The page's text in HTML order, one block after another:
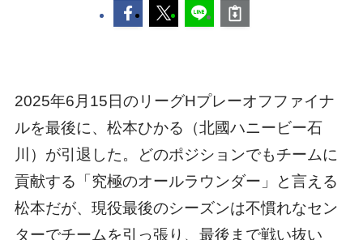
2025年6月15日のリーグHプレーオフファイナ
ルを最後に、松本ひかる（北國ハニービー石
川）が引退した。どのポジションでもチームに
貢献する「究極のオールラウンダー」と言える
松本だが、現役最後のシーズンは不慣れなセン
ターでチームを引っ張り、最後まで戦い抜い